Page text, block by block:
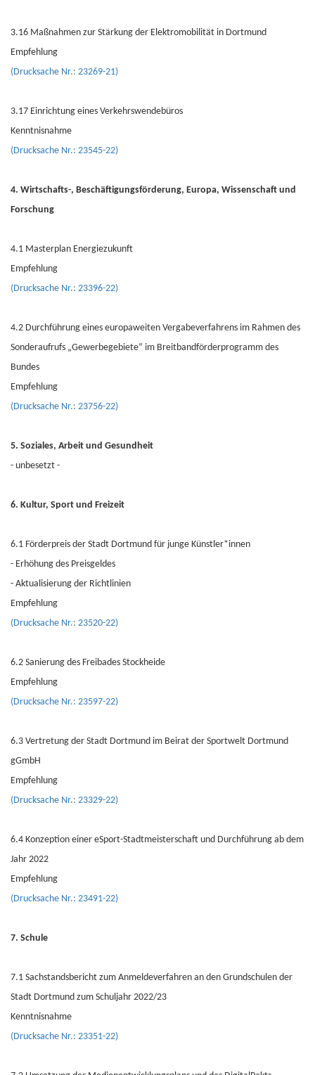
3.16 Maßnahmen zur Stärkung der Elektromobilität in Dortmund
Empfehlung
(Drucksache Nr.: 23269-21)
3.17 Einrichtung eines Verkehrswendebüros
Kenntnisnahme
(Drucksache Nr.: 23545-22)
4. Wirtschafts-, Beschäftigungsförderung, Europa, Wissenschaft und
Forschung
4.1 Masterplan Energiezukunft
Empfehlung
(Drucksache Nr.: 23396-22)
4.2 Durchführung eines europaweiten Vergabeverfahrens im Rahmen des
Sonderaufrufs „Gewerbegebiete“ im Breitbandförderprogramm des
Bundes
Empfehlung
(Drucksache Nr.: 23756-22)
5. Soziales, Arbeit und Gesundheit
- unbesetzt -
6. Kultur, Sport und Freizeit
6.1 Förderpreis der Stadt Dortmund für junge Künstler*innen
- Erhöhung des Preisgeldes
- Aktualisierung der Richtlinien
Empfehlung
(Drucksache Nr.: 23520-22)
6.2 Sanierung des Freibades Stockheide
Empfehlung
(Drucksache Nr.: 23597-22)
6.3 Vertretung der Stadt Dortmund im Beirat der Sportwelt Dortmund
gGmbH
Empfehlung
(Drucksache Nr.: 23329-22)
6.4 Konzeption einer eSport-Stadtmeisterschaft und Durchführung ab dem
Jahr 2022
Empfehlung
(Drucksache Nr.: 23491-22)
7. Schule
7.1 Sachstandsbericht zum Anmeldeverfahren an den Grundschulen der
Stadt Dortmund zum Schuljahr 2022/23
Kenntnisnahme
(Drucksache Nr.: 23351-22)